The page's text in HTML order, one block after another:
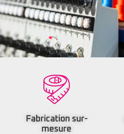
Fabrication sur-
mesure